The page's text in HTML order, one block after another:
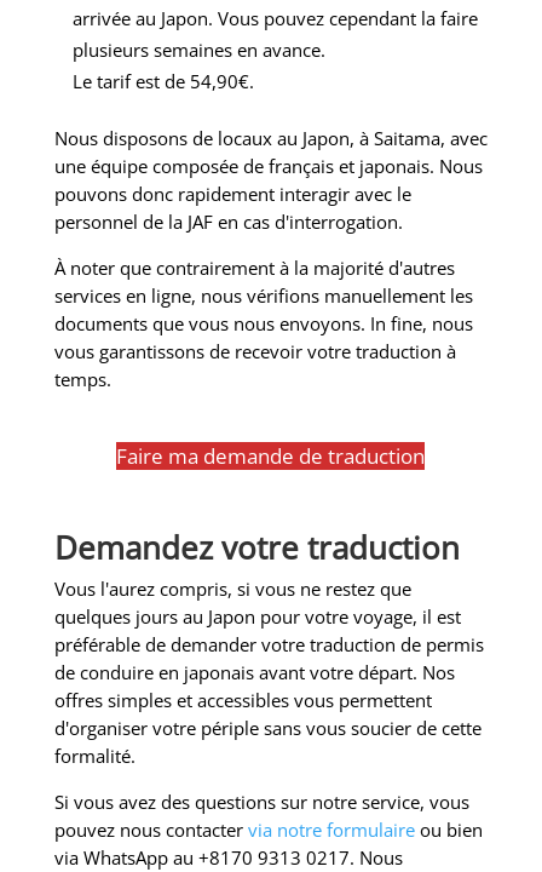
arrivée au Japon. Vous pouvez cependant la faire
plusieurs semaines en avance.
Le tarif est de 54,90€.
Nous disposons de locaux au Japon, à Saitama, avec
une équipe composée de français et japonais. Nous
pouvons donc rapidement interagir avec le
personnel de la JAF en cas d'interrogation.
À noter que contrairement à la majorité d'autres
services en ligne, nous vérifions manuellement les
documents que vous nous envoyons. In fine, nous
vous garantissons de recevoir votre traduction à
temps.
Faire ma demande de traduction
Demandez votre traduction
Vous l'aurez compris, si vous ne restez que
quelques jours au Japon pour votre voyage, il est
préférable de demander votre traduction de permis
de conduire en japonais avant votre départ. Nos
offres simples et accessibles vous permettent
d'organiser votre périple sans vous soucier de cette
formalité.
Si vous avez des questions sur notre service, vous
pouvez nous contacter via notre formulaireou bien
via WhatsApp au +8170 9313 0217. Nous